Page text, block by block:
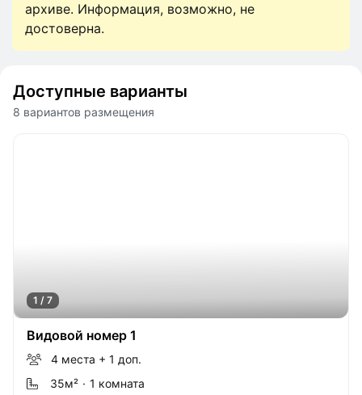
архиве. Информация, возможно, не
достоверна.
Доступные варианты
8 вариантов размещения
1 / 7
Видовой номер 1
4 места + 1 доп.
35м² · 1 комната